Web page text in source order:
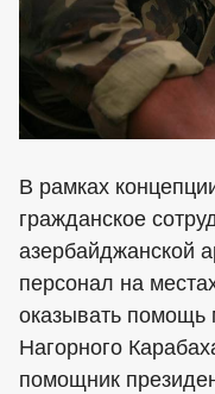
В рамках
гражданское
азербайджанской
персонал на
оказывать
Нагорного
помощник